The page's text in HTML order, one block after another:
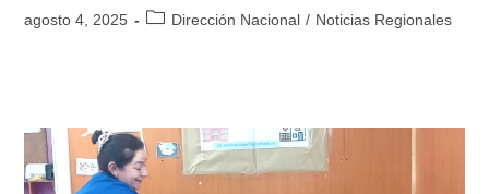
agosto 4, 2025 Dirección Nacional / Noticias Regionales